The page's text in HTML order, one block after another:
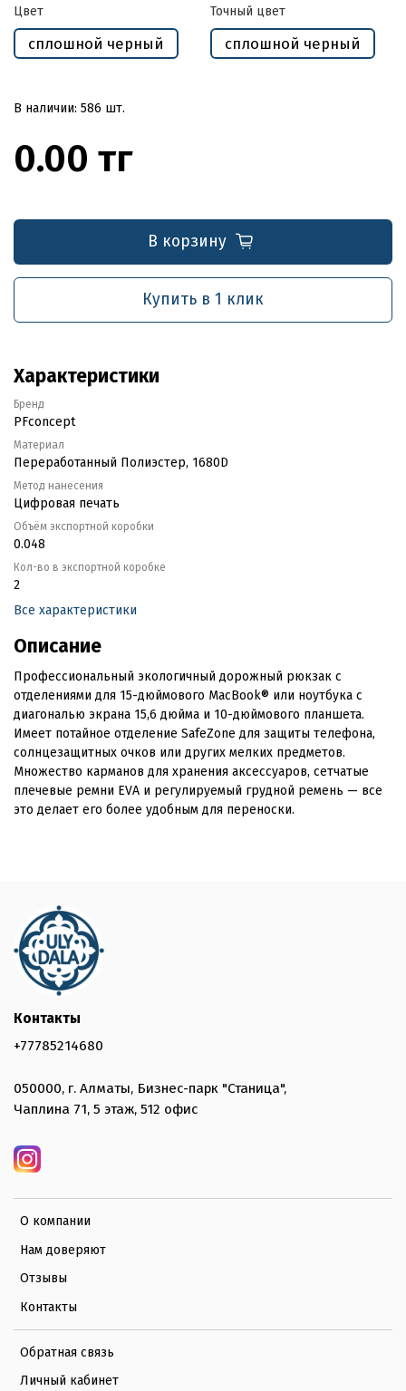
Цвет
сплошной черный
Точный цвет
сплошной черный
В наличии: 586 шт.
0.00 тг
В корзину
Купить в 1 клик
Характеристики
Бренд
PFconcept
Материал
Переработанный Полиэстер, 1680D
Метод нанесения
Цифровая печать
Объём экспортной коробки
0.048
Кол-во в экспортной коробке
2
Все характеристики
Описание
Профессиональный экологичный дорожный рюкзак с
отделениями для 15-дюймового MacBook® или ноутбука с
диагональю экрана 15,6 дюйма и 10-дюймового планшета.
Имеет потайное отделение SafeZone для защиты телефона,
солнцезащитных очков или других мелких предметов.
Множество карманов для хранения аксессуаров, сетчатые
плечевые ремни EVA и регулируемый грудной ремень — все
это делает его более удобным для переноски.
О компании
Нам доверяют
Отзывы
Контакты
Обратная связь
Личный кабинет
Контакты
+77785214680
050000, г. Алматы, Бизнес-парк "Станица",
Чаплина 71, 5 этаж, 512 офис